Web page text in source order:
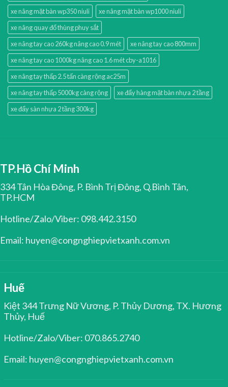
xe nâng mặt bàn wp350 niuli
xe nâng mặt bàn wp1000 niuli
xe nâng quay đổ thùng phuy sắt
xe nâng tay cao 260kg nâng cao 0.9 mét
xe nâng tay cao 800mm
xe nâng tay cao 1000kg nâng cao 1.6 mét cby-a1016
xe nâng tay thấp 2.5 tấn càng rộng ac25m
xe nâng tay thấp 5000kg càng rộng
xe đẩy hàng mặt bàn nhựa 2 tầng
xe đẩy sàn nhựa 2 tầng 300kg
TP.Hồ Chí Minh
334 Tân Hòa Đông, P. Bình Trị Đông, Q.Bình Tân,
TP.HCM
Hotline/Zalo/Viber: 098.442.3150
Email: huyen@congnghiepvietxanh.com.vn
Huế
Kiệt 344 Trưng Nữ Vương, P. Thủy Dương, TX. Hương
Thủy, Huế
Hotline/Zalo/Viber: 070.865.2740
Email: huyen@congnghiepvietxanh.com.vn